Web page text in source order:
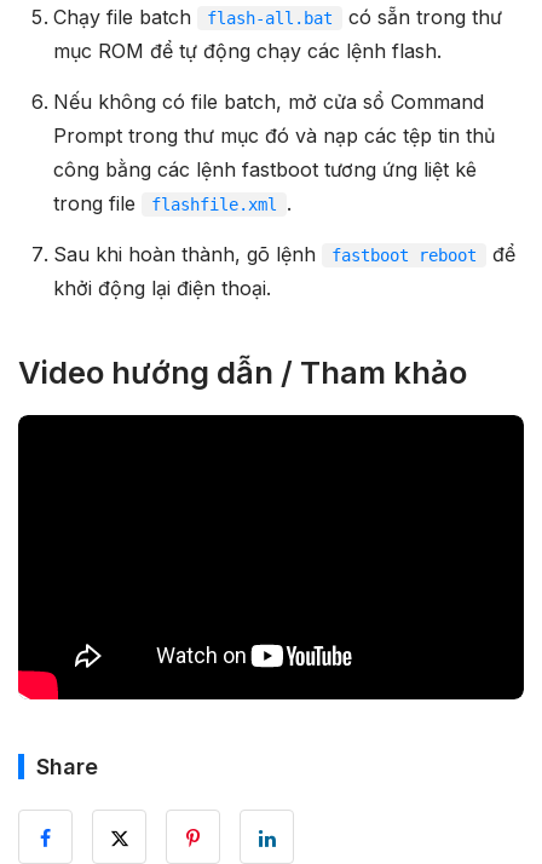
Chạy file batch flash-all.bat
có sẵn trong thư
mục ROM để tự động chạy các lệnh flash.
Nếu không có file batch, mở cửa sổ Command
Prompt trong thư mục đó và nạp các tệp tin thủ
công bằng các lệnh fastboot tương ứng liệt kê
trong file
flashfile.xml .
Sau khi hoàn thành, gõ lệnh fastboot reboot
để
khởi động lại điện thoại.
Video hướng dẫn / Tham khảo
Share